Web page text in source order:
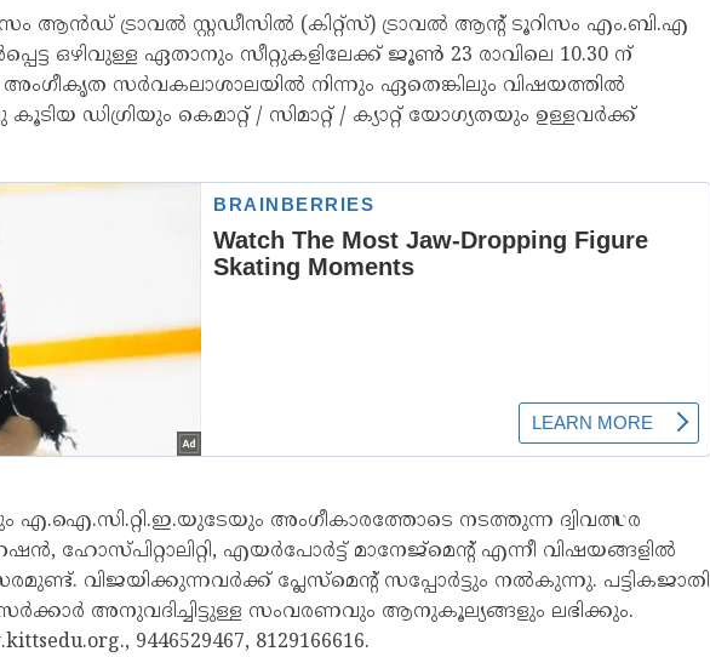
ആന്‍ഡ് ട്രാവല്‍ സ്റ്റഡീസില്‍ (കിറ്റ്സ്) ട്രാവല്‍ ആന്റ് ടൂറിസം എം.ബി.എ
ഒഴിവുള്ള ഏതാനും സീറ്റുകളിലേക്ക് ജൂണ്‍ 23 രാവിലെ 10.30 ന്
സ‍ര്‍വകലാശാലയില്‍ നിന്നും ഏതെങ്കിലും വിഷയത്തില്‍
ഡിഗ്രിയും കെമാറ്റ് / സിമാറ്റ് / ക്യാറ്റ് യോഗ്യതയും ഉള്ളവ‍ര്‍ക്ക്
അംഗീകാരത്തോടെ നടത്തുന്ന ദ്വിവത്സര
ഹോസ്പിറ്റാലിറ്റി, എയര്‍പോര്‍ട്ട് മാനേജ്‌മെന്റ്‌ എന്നീ വിഷയങ്ങളില്‍
വിജയിക്കുന്നവര്‍ക്ക് പ്ലേസ്മെന്റ് സപ്പോര്‍ട്ടും നല്‍കുന്നു. പട്ടികജാതി
സര്‍ക്കാര്‍ അനുവദിച്ചിട്ടുള്ള സംവരണവും ആനുകൂല്യങ്ങളും ലഭിക്കും.
9446529467, 8129166616.